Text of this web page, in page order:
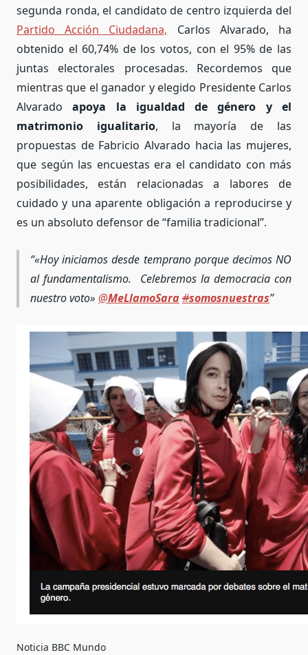
segunda ronda, el candidato de centro izquierda del
Partido Acción Ciudadana, Carlos Alvarado, ha
obtenido el 60,74% de los votos, con el 95% de las
juntas electorales procesadas. Recordemos que
mientras que el ganador y elegido Presidente Carlos
Alvaradoapoya la igualdad de género y el
matrimonio igualitario, la mayoría de las
propuestas de Fabricio Alvarado hacia las mujeres,
que según las encuestas era el candidato con más
posibilidades, están relacionadas a labores de
cuidado y una aparente obligación a reproducirse y
es un absoluto defensor de “familia tradicional”.
«Hoy iniciamos desde temprano porque decimos NO
al fundamentalismo. Celebremos la democracia con
nuestro voto» @MeLlamoSara#somosnuestras
Noticia BBC Mundo